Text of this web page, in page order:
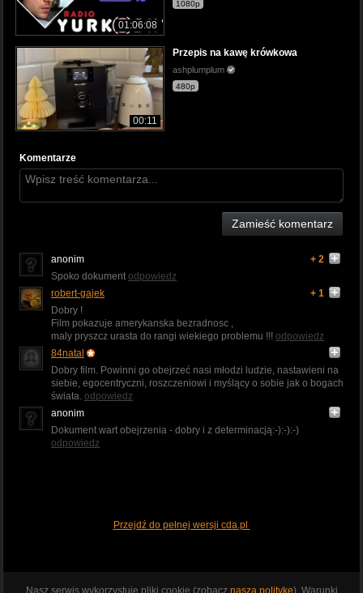
01:06:08
1080p
00:11
Przepis na kawę krówkowa
ashplumplum
480p
Komentarze
Zamieść komentarz
anonim
+ 2
Spoko dokument odpowiedz
robert-gajek
+ 1
Dobry !
Film pokazuje amerykanska bezradnosc ,
maly pryszcz urasta do rangi wiekiego problemu !!! odpowiedz
84natal
Dobry film. Powinni go obejrzeć nasi młodzi ludzie, nastawieni na
siebie, egocentryczni, roszczeniowi i myślący o sobie jak o bogach
świata. odpowiedz
anonim
Dokument wart obejrzenia - dobry i z determinacją:-):-):-)
odpowiedz
Przejdź do pełnej wersji cda.pl
Nasz serwis wykorzystuje pliki cookie (zobacz naszą politykę). Warunki